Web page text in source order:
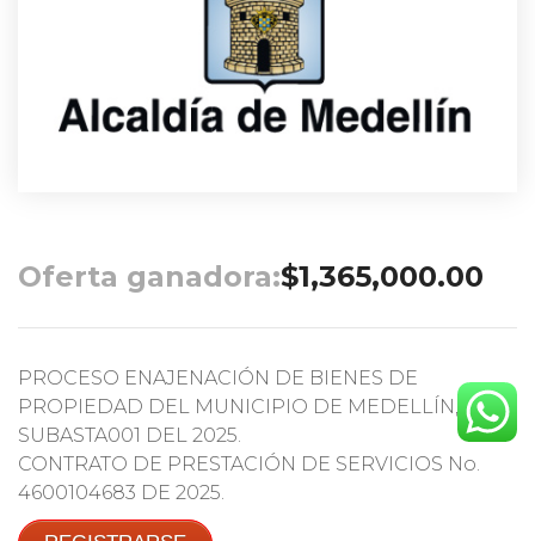
Oferta ganadora:$1,365,000.00
PROCESO ENAJENACIÓN DE BIENES DE
PROPIEDAD DEL MUNICIPIO DE MEDELLÍN,
SUBASTA001 DEL 2025.
CONTRATO DE PRESTACIÓN DE SERVICIOS No.
4600104683 DE 2025.